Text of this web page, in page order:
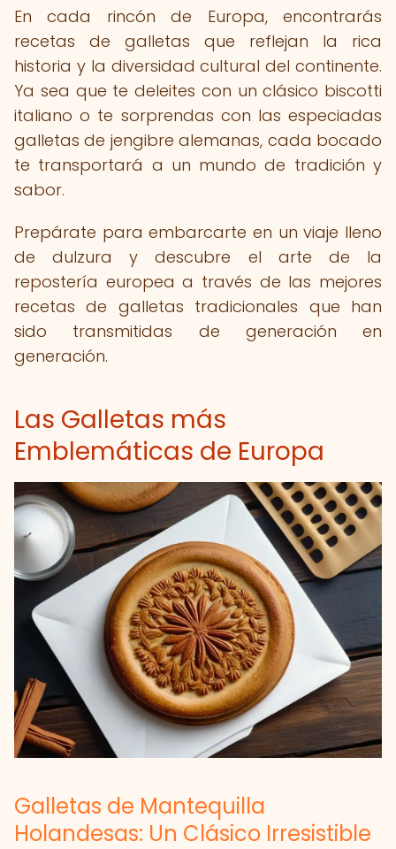
En cada rincón de Europa, encontrarás
recetas de galletas que reflejan la rica
historia y la diversidad cultural del continente.
Ya sea que te deleites con un clásico biscotti
italiano o te sorprendas con las especiadas
galletas de jengibre alemanas, cada bocado
te transportará a un mundo de tradición y
sabor.
Prepárate para embarcarte en un viaje lleno
de dulzura y descubre el arte de la
repostería europea a través de las mejores
recetas de galletas tradicionales que han
sido transmitidas de generación en
generación.
Las Galletas más
Emblemáticas de Europa
Galletas de Mantequilla
Holandesas: Un Clásico Irresistible